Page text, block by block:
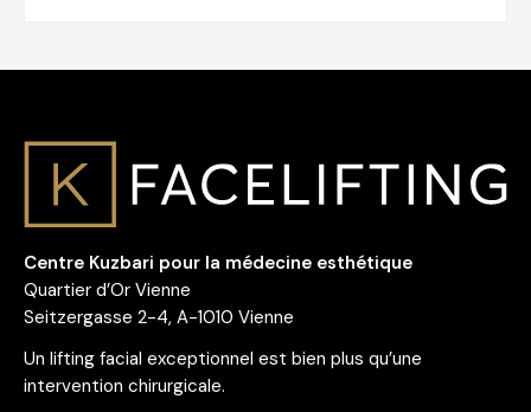
Centre Kuzbari pour la médecine esthétique
Quartier d’Or Vienne
Seitzergasse 2-4, A-1010 Vienne
Un lifting facial exceptionnel est bien plus qu’une
intervention chirurgicale.